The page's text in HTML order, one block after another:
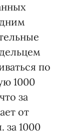
по
1000
за
от
за 1000